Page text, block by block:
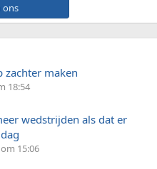
ons
zachter maken
18:54
wedstrijden als dat er
15:06